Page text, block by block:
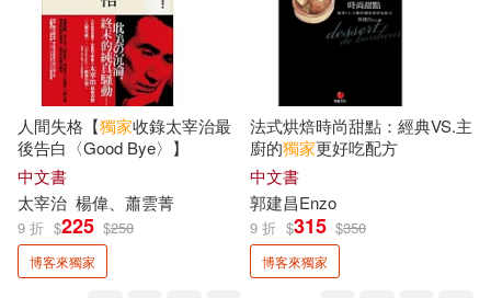
洪福田(3)
王春子(3)
笭菁(3) 結果娛樂(3)
羽宸寰(3)
三民(4)
出色文化(4) 台灣東販(4)
左岸文化(4) 希伯崙(4)
心靈工坊(4) 朱雀(4)
人間失格【獨家收錄太宰治最
後告白〈Good Bye〉】
中文書
太宰治 楊偉、蕭雲菁
9 折 $225 $250
博客來獨家
法式烘焙時尚甜點：經典VS.主
廚的獨家更好吃配方
中文書
郭建昌Enzo
9 折 $315 $350
博客來獨家